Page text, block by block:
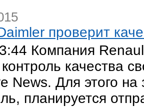
проверит
Компания
качества
News. Для этого
планируется